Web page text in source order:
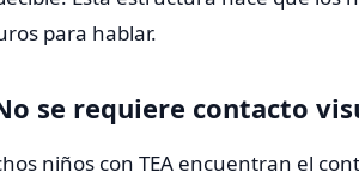
para hablar.
se requiere contacto
niños con TEA encuentran el